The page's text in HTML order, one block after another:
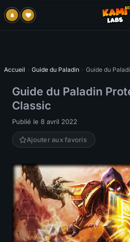
Accueil › Guide du Paladin ›
Guide du Paladin
Classic
Publié le 8 avril 2022
Ajouter aux favoris